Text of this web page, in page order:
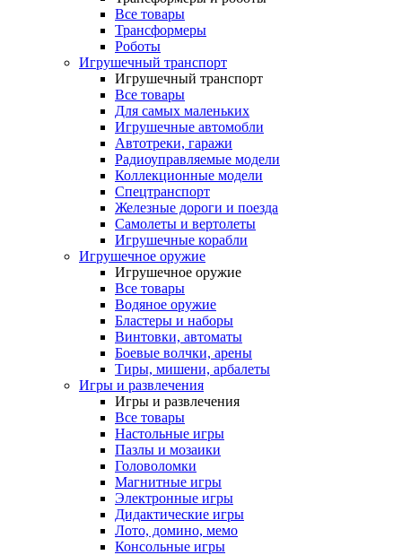
Все товары
Трансформеры
Роботы
Игрушечный транспорт
Игрушечный транспорт
Все товары
Для самых маленьких
Игрушечные автомобли
Автотреки, гаражи
Радиоуправляемые модели
Коллекционные модели
Спецтранспорт
Железные дороги и поезда
Самолеты и вертолеты
Игрушечные корабли
Игрушечное оружие
Игрушечное оружие
Все товары
Водяное оружие
Бластеры и наборы
Винтовки, автоматы
Боевые волчки, арены
Тиры, мишени, арбалеты
Игры и развлечения
Игры и развлечения
Все товары
Настольные игры
Пазлы и мозаики
Головоломки
Магнитные игры
Электронные игры
Дидактические игры
Лото, домино, мемо
Консольные игры